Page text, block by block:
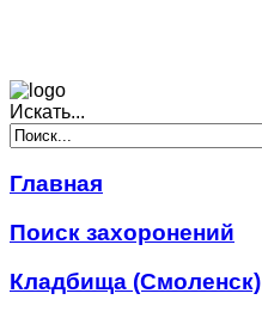
Искать...
Главная
Поиск захоронений
Кладбища (Смоленск)